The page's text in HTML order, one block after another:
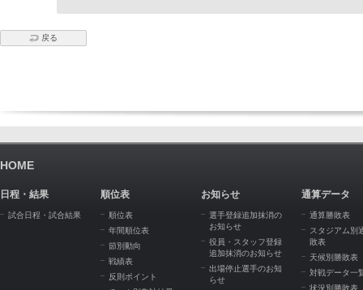
戻る
HOME
日程・結果
試合日程・試合結果
順位表
順位表
年間順位表
節別動向
戦績表
反則ポイント
お知らせ
選手登録追加抹消の
お知らせ
役員・スタッフ登録
追加抹消のお知らせ
出場停止選手のお知
らせ
通算データ
通算勝敗表
スタジアム別
敗表
天候別勝敗表
対戦データ一
状況別勝敗表